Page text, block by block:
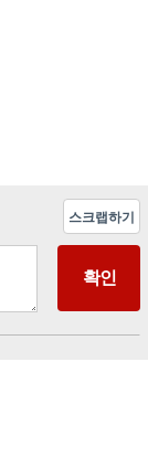
스크랩하기